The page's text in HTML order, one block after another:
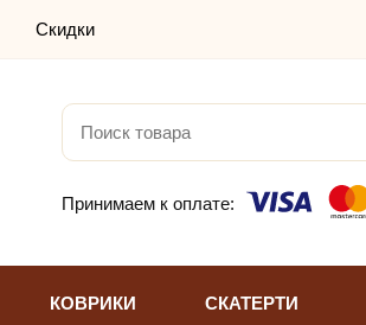
Скидки
Принимаем к оплате:
КОВРИКИ СКАТЕРТИ